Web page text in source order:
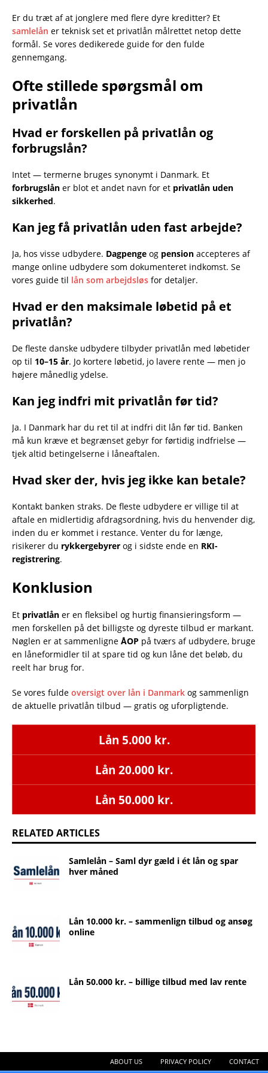
Er du træt af at jonglere med flere dyre kreditter? Et
samlelån er teknisk set et privatlån målrettet netop dette
formål. Se vores dedikerede guide for den fulde
gennemgang.
Ofte stillede spørgsmål om
privatlån
Hvad er forskellen på privatlån og
forbrugslån?
Intet — termerne bruges synonymt i Danmark. Et
forbrugslån er blot et andet navn for et privatlån uden
sikkerhed.
Kan jeg få privatlån uden fast arbejde?
Ja, hos visse udbydere. Dagpenge og pension accepteres af
mange online udbydere som dokumenteret indkomst. Se
vores guide til lån som arbejdsløs for detaljer.
Hvad er den maksimale løbetid på et
privatlån?
De fleste danske udbydere tilbyder privatlån med løbetider
op til 10–15 år. Jo kortere løbetid, jo lavere rente — men jo
højere månedlig ydelse.
Kan jeg indfri mit privatlån før tid?
Ja. I Danmark har du ret til at indfri dit lån før tid. Banken
må kun kræve et begrænset gebyr for førtidig indfrielse —
tjek altid betingelserne i låneaftalen.
Hvad sker der, hvis jeg ikke kan betale?
Kontakt banken straks. De fleste udbydere er villige til at
aftale en midlertidig afdragsordning, hvis du henvender dig,
inden du er kommet i restance. Venter du for længe,
risikerer du rykkergebyrer og i sidste ende en RKI-
registrering.
Konklusion
Et privatlån er en fleksibel og hurtig finansieringsform —
men forskellen på det billigste og dyreste tilbud er markant.
Nøglen er at sammenligne ÅOP på tværs af udbydere, bruge
en låneformidler til at spare tid og kun låne det beløb, du
reelt har brug for.
Se vores fulde oversigt over lån i Danmark og sammenlign
de aktuelle privatlån tilbud — gratis og uforpligtende.
Lån 5.000 kr.
Lån 20.000 kr.
Lån 50.000 kr.
RELATED ARTICLES
Samlelån – Saml dyr gæld i ét lån og spar
hver måned
Lån 10.000 kr. – sammenlign tilbud og ansøg
online
Lån 50.000 kr. – billige tilbud med lav rente
ABOUT US PRIVACY POLICY CONTACT